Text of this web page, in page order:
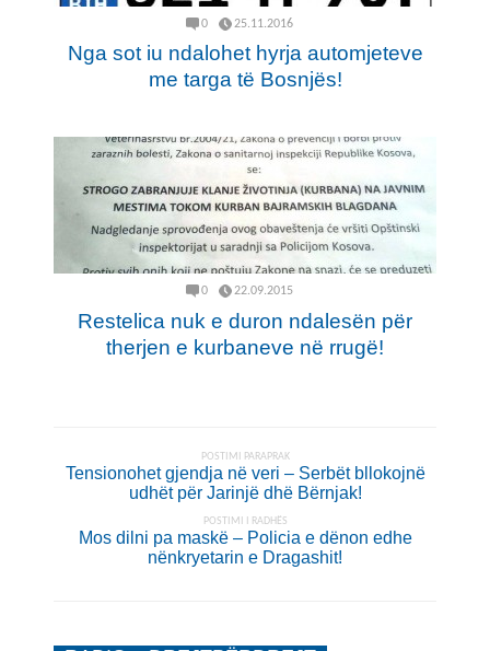
0 25.11.2016
Nga sot iu ndalohet hyrja automjeteve
me targa të Bosnjës!
0 22.09.2015
Restelica nuk e duron ndalesën për
therjen e kurbaneve në rrugë!
POSTIMI PARAPRAK
Tensionohet gjendja në veri – Serbët bllokojnë
udhët për Jarinjë dhë Bërnjak!
POSTIMI I RADHËS
Mos dilni pa maskë – Policia e dënon edhe
nënkryetarin e Dragashit!